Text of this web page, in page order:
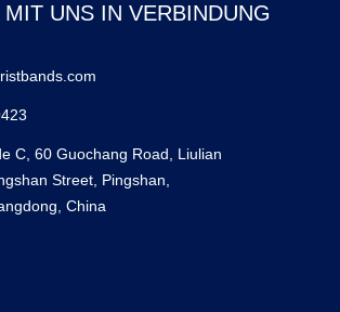
UNS IN VERBINDUNG
C, 60 Guochang Road, Liulian
Street, Pingshan,
China